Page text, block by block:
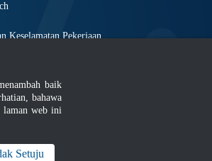
Keselamatan Pekerjaan
baik
bahawa
laman web ini
Setuju